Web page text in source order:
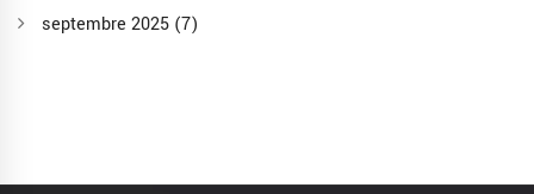
septembre 2025 (7)